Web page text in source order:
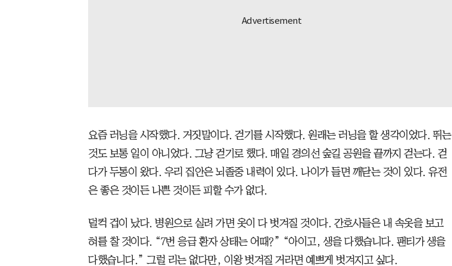
요즘 러닝을 시작했다. 거짓말이다. 걷기를 시작했다. 원래는 러닝을 할 생각이었다. 뛰는
것도 보통 일이 아니었다. 그냥 걷기로 했다. 매일 경의선 숲길 공원을 끝까지 걷는다. 걷
다가 두통이 왔다. 우리 집안은 뇌졸중 내력이 있다. 나이가 들면 깨닫는 것이 있다. 유전
은 좋은 것이든 나쁜 것이든 피할 수가 없다.
덜컥 겁이 났다. 병원으로 실려 가면 옷이 다 벗겨질 것이다. 간호사들은 내 속옷을 보고
혀를 찰 것이다. “7번 응급 환자 상태는 어때?” “아이고, 생을 다했습니다. 팬티가 생을
다했습니다.” 그럴 리는 없다만, 이왕 벗겨질 거라면 예쁘게 벗겨지고 싶다.